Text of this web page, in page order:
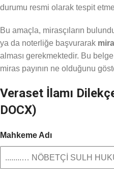
durumu resmi olarak tespit
Bu amaçla, mirasçıların
ya da noterliğe başvurarak
alması gerekmektedir. Bu
miras payının ne olduğunu
Veraset İlamı
DOCX)
Mahkeme Adı